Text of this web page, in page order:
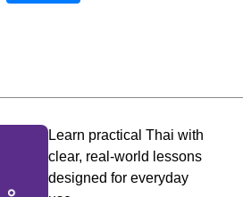
Learn practical Thai with
clear, real-world lessons
designed for everyday